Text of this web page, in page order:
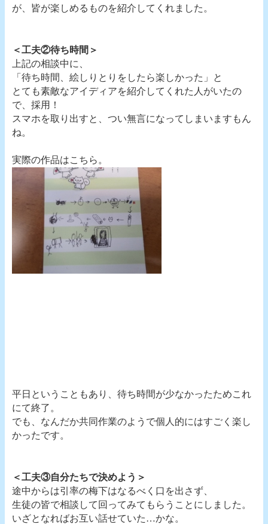
が、皆が楽しめるものを紹介してくれました。
＜工夫②待ち時間＞
上記の相談中に、
「待ち時間、絵しりとりをしたら楽しかった」と
とても素敵なアイディアを紹介してくれた人がいたの
で、採用！
スマホを取り出すと、つい無言になってしまいますもん
ね。
実際の作品はこちら。
平日ということもあり、待ち時間が少なかったためこれ
にて終了。
でも、なんだか共同作業のようで個人的にはすごく楽し
かったです。
＜工夫③自分たちで決めよう＞
途中からは引率の梅下はなるべく口を出さず、
生徒の皆で相談して回ってみてもらうことにしました。
いざとなればお互い話せていた…かな。